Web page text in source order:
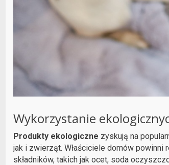
Wykorzystanie
Produkty ekologiczne zyskują na
jak i zwierząt. Właściciele domów
składników, takich jak ocet, soda